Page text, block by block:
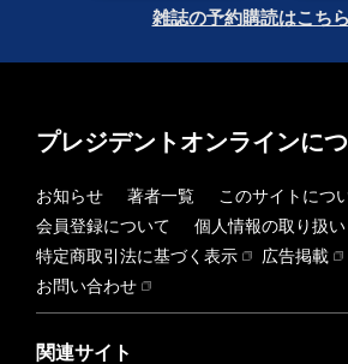
雑誌の予約購読はこち
プレジデントオンラインに
お知らせ 著者一覧
このサイトにつ
会員登録について
個人情報の取り扱い
特定商取引法に基づく表示
広告掲載
お問い合わせ
関連サイト